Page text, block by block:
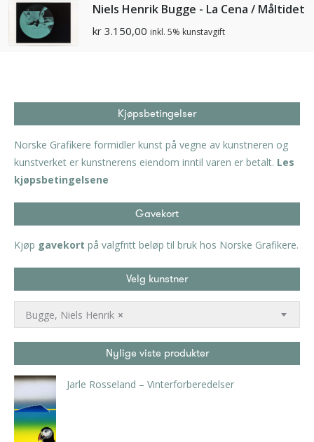
Niels Henrik Bugge - La Cena / Måltidet
kr 3.150,00 inkl. 5% kunstavgift
Kjøpsbetingelser
Norske Grafikere formidler kunst på vegne av kunstneren og
kunstverket er kunstnerens eiendom inntil varen er betalt. Les
kjøpsbetingelsene
Gavekort
Kjøp gavekort på valgfritt beløp til bruk hos Norske Grafikere.
Velg kunstner
×
Bugge, Niels Henrik
Nylige viste produkter
Jarle Rosseland – Vinterforberedelser